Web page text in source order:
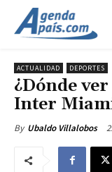
ACTUALIDAD DEPORTES
¿Dónde
Inter
By Ubaldo Villalobos